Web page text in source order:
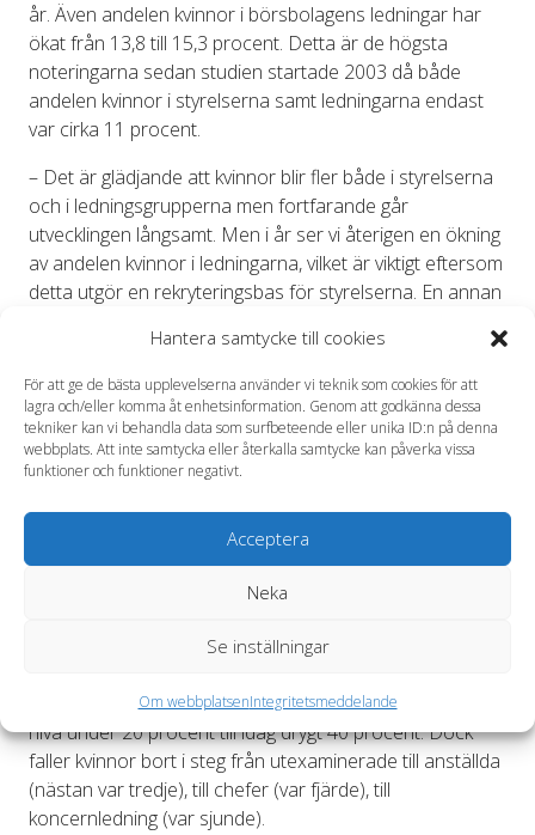
Hantera samtycke till cookies
För att ge de bästa upplevelserna använder vi teknik som cookies för att
lagra och/eller komma åt enhetsinformation. Genom att godkänna dessa
tekniker kan vi behandla data som surfbeteende eller unika ID:n på denna
webbplats. Att inte samtycka eller återkalla samtycke kan påverka vissa
funktioner och funktioner negativt.
Acceptera
Neka
Se inställningar
Om webbplatsenIntegritetsmeddelande
år. Även andelen kvinnor i börsbolagens ledningar har
ökat från 13,8 till 15,3 procent. Detta är de högsta
noteringarna sedan studien startade 2003 då både
andelen kvinnor i styrelserna samt ledningarna endast
var cirka 11 procent.
– Det är glädjande att kvinnor blir fler både i styrelserna
och i ledningsgrupperna men fortfarande går
utvecklingen långsamt. Men i år ser vi återigen en ökning
av andelen kvinnor i ledningarna, vilket är viktigt eftersom
detta utgör en rekryteringsbas för styrelserna. En annan
chefer, säger Eva Halvarsson, VD på Andra AP-fonden.
Andelen kvinnor är störst i Large-cap bolagen samt i
branscher med hög andel kvinnliga anställda. Tjänste-
och konsumentvarubranscherna har högst andel
kvinnor i sina styrelser medan hälsovård- och
finansbranscherna har högst andel kvinnor i ledningen.
Råvarusektorn är sämst på andel kvinnor i både
styrelser och ledningsgrupper. I båda branscherna
består bolagens ledningar till mer än 90 procent av män.
Inom utbildningar som traditionellt varit rekryteringsbas
andelen kvinnor ökat under de senaste 30 åren från en
nivå under 20 procent till idag drygt 40 procent. Dock
faller kvinnor bort i steg från utexaminerade till anställda
(nästan var tredje), till chefer (var fjärde), till
koncernledning (var sjunde).